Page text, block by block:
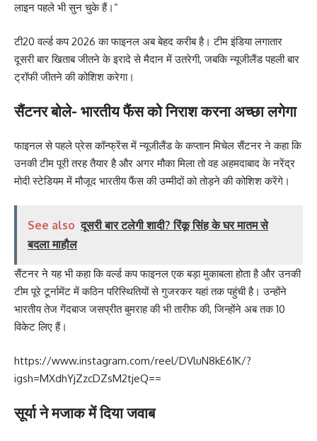
लाइन पहले भी सुन चुके हैं।”
टी20 वर्ल्ड कप 2026 का फाइनल अब बेहद करीब है। टीम इंडिया लगातार
दूसरी बार खिताब जीतने के इरादे से मैदान में उतरेगी, जबकि न्यूजीलैंड पहली बार
ट्रॉफी जीतने की कोशिश करेगा।
सैंटनर बोले- भारतीय फैंस को निराश करना अच्छा लगेगा
फाइनल से पहले प्रेस कॉन्फ्रेंस में न्यूजीलैंड के कप्तान मिचेल सैंटनर ने कहा कि
उनकी टीम पूरी तरह तैयार है और अगर मौका मिला तो वह अहमदाबाद के नरेंद्र
मोदी स्टेडियम में मौजूद भारतीय फैंस की उम्मीदों को तोड़ने की कोशिश करेंगे।
See also दूसरी बार टलेगी शादी? रिंकू सिंह के घर मातम से
बदला माहौल
सैंटनर ने यह भी कहा कि वर्ल्ड कप फाइनल एक बड़ा मुकाबला होता है और उनकी
टीम पूरे टूर्नामेंट में कठिन परिस्थितियों से गुजरकर यहां तक पहुंची है। उन्होंने
भारतीय तेज गेंदबाज जसप्रीत बुमराह की भी तारीफ की, जिन्होंने अब तक 10
विकेट लिए हैं।
https://www.instagram.com/reel/DVluN8kE61K/?
igsh=MXdhYjZzcDZsM2tjeQ==
सूर्या ने मजाक में दिया जवाब